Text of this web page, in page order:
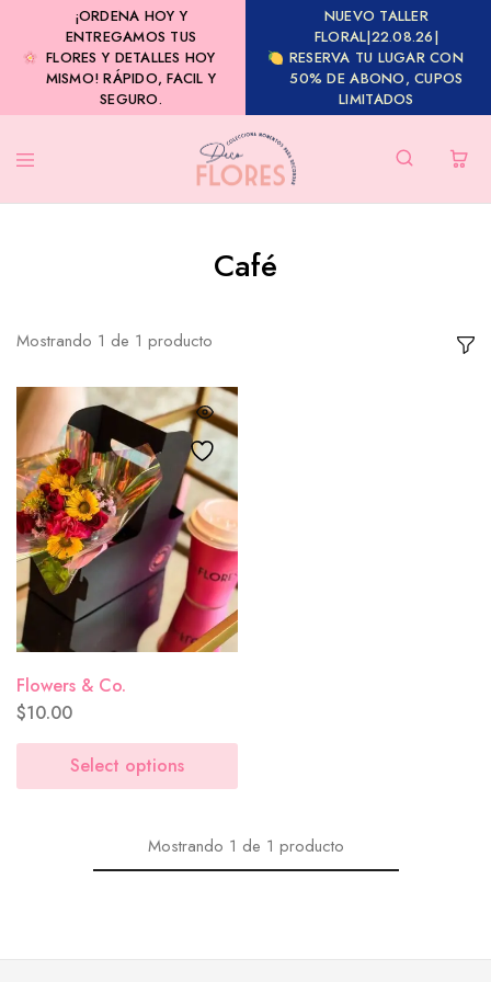
¡ORDENA HOY Y
ENTREGAMOS TUS
FLORES Y DETALLES HOY
MISMO! RÁPIDO, FACIL Y
SEGURO.
NUEVO TALLER
FLORAL|22.08.26|
RESERVA TU LUGAR CON
50% DE ABONO, CUPOS
LIMITADOS
Café
Mostrando 1 de 1 producto
Flowers & Co.
$10.00
Select options
Mostrando 1 de 1 producto